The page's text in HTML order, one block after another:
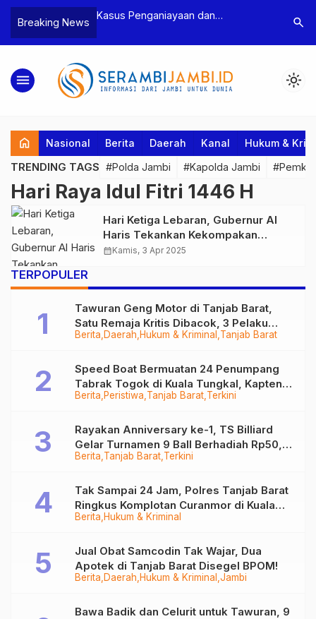
Breaking News
Bea Cukai
Pelaku beserta
dan 146 Gram
Kasus Penganiayaan dan
Tebo Tetapkan Dua Tersangka
Polres
Dua
search
menu light_mode
home Nasional Berita Daerah Kanal Hukum &
TRENDING TAGS #Polda Jambi #Kapolda Jambi
Hari Raya Idul Fitri 1446 H
Hari Ketiga Lebaran, Gubernur Al
Haris Tekankan Kekompakan
AntaBupati/Wali Kota
calendar_monthKamis, 3 Apr 2025
TERPOPULER
Berita Daerah Hukum & Kriminal Tanjab Barat
Tawuran Geng Motor di Tanjab Barat,
Satu Remaja Kritis Dibacok, 3 Pelaku
Ditangkap
Berita Peristiwa Tanjab Barat Terkini
Speed Boat Bermuatan 24 Penumpang
Tabrak Togok di Kuala Tungkal, Kapten
Sempat Hilang
Berita Tanjab Barat Terkini
Rayakan Anniversary ke-1, TS Billiard
Gelar Turnamen 9 Ball Berhadiah Rp50,8
Juta
Berita Hukum & Kriminal
Tak Sampai 24 Jam, Polres Tanjab Barat
Ringkus Komplotan Curanmor di Kuala
Tungkal
Berita Daerah Hukum & Kriminal Jambi
Jual Obat Samcodin Tak Wajar, Dua
Apotek di Tanjab Barat Disegel BPOM!
Bawa Badik dan Celurit untuk Tawuran, 9